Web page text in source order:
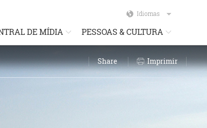
Idiomas
DE MÍDIA PESSOAS & CULTURA
Share Imprimir